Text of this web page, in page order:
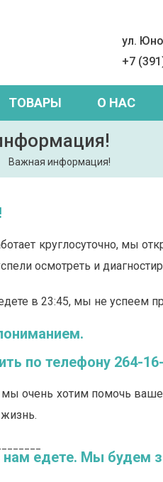
ул.
+7
ТОВАРЫ О НАС
Важная информация!
круглосуточно, мы
осмотреть и
в 23:45, мы не успеем
по телефону 264-
мы очень хотим помочь
нам едете. Мы будем